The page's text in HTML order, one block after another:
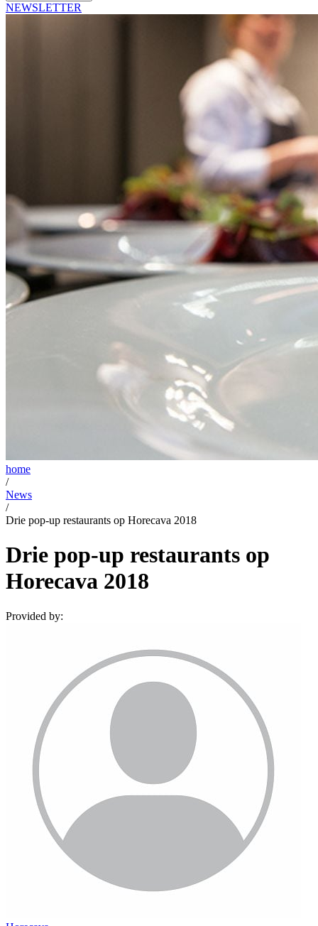
NEWSLETTER
home
/
News
/
Drie pop-up restaurants op Horecava 2018
Drie pop-up restaurants op
Horecava 2018
Provided by: